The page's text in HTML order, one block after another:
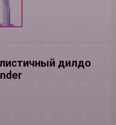
дилдо